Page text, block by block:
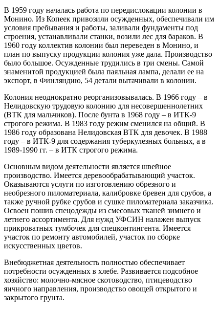
В 1959 году началась работа по передислокации колонии в
Монино. Из Копеек привозили осужденных, обеспечивали им
условия пребывания и работы, заливали фундаменты под
строения, устанавливали станки, возили лес для бараков. В
1960 году коллектив колонии был переведен в Монино, и
план по выпуску продукции колония уже дала. Производство
было большое. Осужденные трудились в три смены. Самой
знаменитой продукцией была паяльная лампа, делали ее на
экспорт, в Финляндию, 54 детали вытачивали в колонии.
Колония неоднократно реорганизовывалась. В 1966 году – в
Нелидовскую трудовую колонию для несовершеннолетних
(ВТК для мальчиков). После бунта в 1968 году – в ИТК-9
строгого режима. В 1983 году режим сменился на общий. В
1986 году образована Нелидовская ВТК для девочек. В 1988
году – в ИТК-9 для содержания туберкулезных больных, а в
1989-1990 гг. – в ИТК строгого режима.
Основным видом деятельности является швейное
производство. Имеется деревообрабатывающий участок.
Оказываются услуги по изготовлению обрезного и
необрезного пиломатериала, калибровке бревен для срубов, а
также ручной рубке срубов и сушке пиломатериала заказчика.
Освоен пошив спецодежды из смесовых тканей зимнего и
летнего ассортимента. Для нужд УФСИН налажен выпуск
прикроватных тумбочек для спецконтингента. Имеется
участок по ремонту автомобилей, участок по сборке
искусственных цветов.
Внебюджетная деятельность полностью обеспечивает
потребности осужденных в хлебе. Развивается подсобное
хозяйство: молочно-мясное скотоводство, птицеводство
яичного направления, производство овощей открытого и
закрытого грунта.